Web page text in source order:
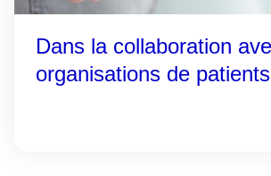
Dans la collaboration
organisations de patients